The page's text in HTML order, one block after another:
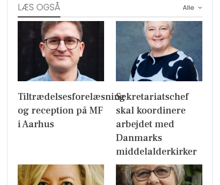
Alle
LÆS OGSÅ
Tiltrædelsesforelæsning
og reception på MF
i Aarhus
Sekretariatschef
skal koordinere
arbejdet med
Danmarks
middelalderkirker